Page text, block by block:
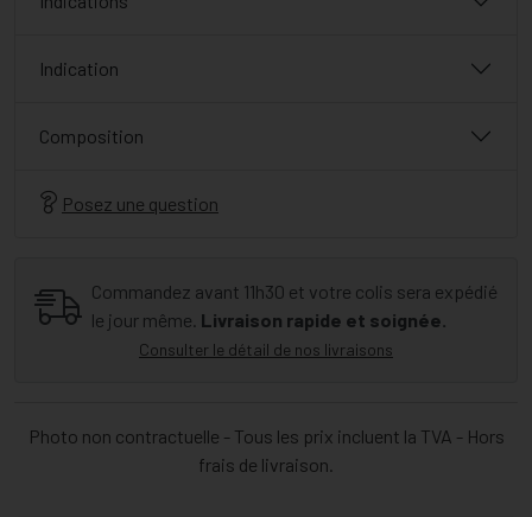
Indication
Composition
Posez une question
Commandez avant 11h30 et votre colis sera expédié
le jour même. Livraison rapide et soignée.
Consulter le détail de nos livraisons
Photo non contractuelle - Tous les prix incluent la TVA - Hors
frais de livraison.